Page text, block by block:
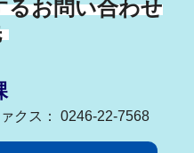
るお問い合わせ
クス： 0246-22-7568